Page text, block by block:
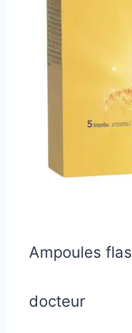
Ampoules
docteur